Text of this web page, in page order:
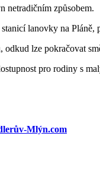
netradičním způsobem.
lanovky na Pláně,
lze pokračovat
pro rodiny s
Mlýn.com